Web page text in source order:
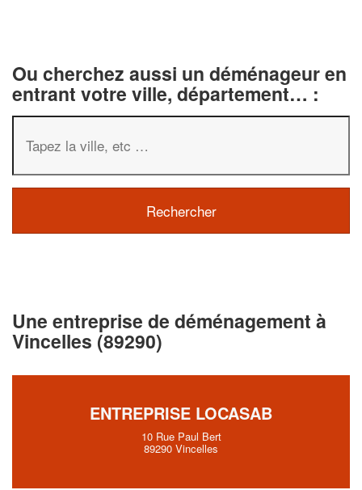
Ou cherchez aussi un déménageur en
entrant votre ville, département… :
Une entreprise de déménagement à
Vincelles (89290)
ENTREPRISE LOCASAB
10 Rue Paul Bert
89290 Vincelles
En savoir plus